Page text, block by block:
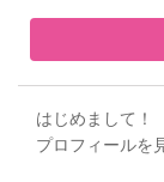
はじめまして！
プロフィールを